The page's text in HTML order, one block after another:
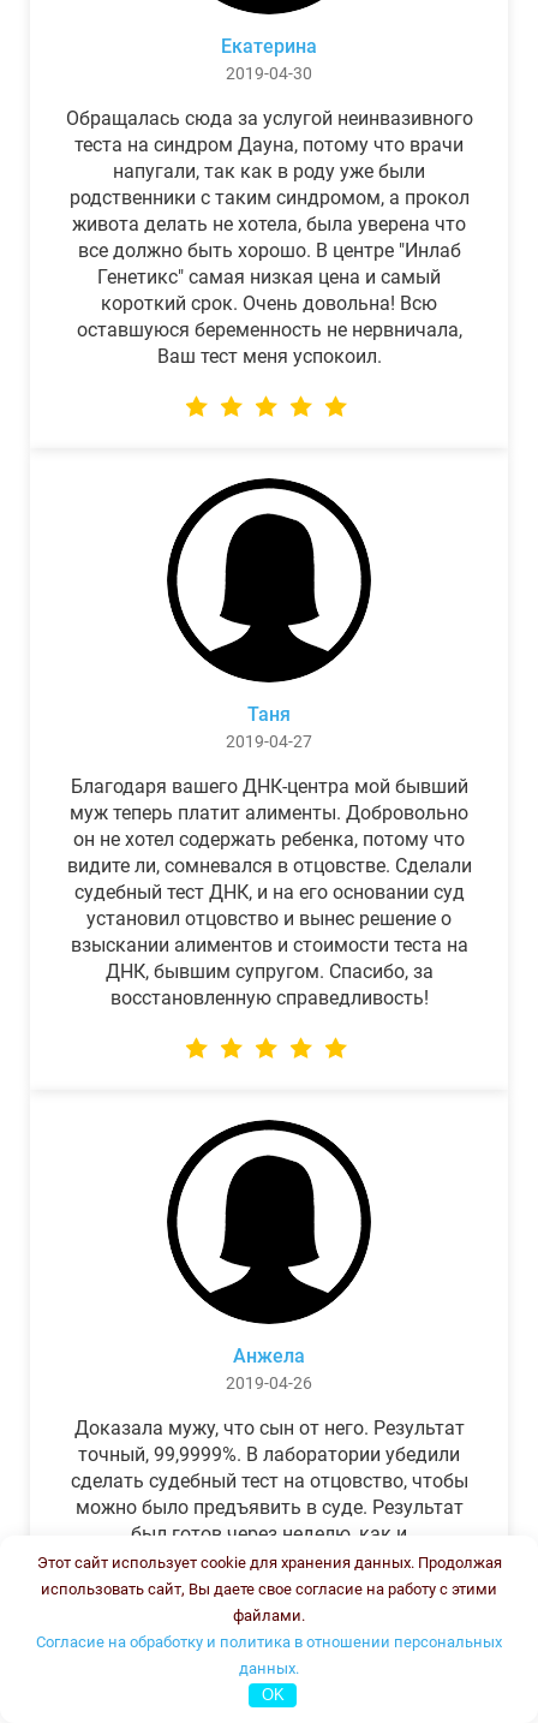
Екатерина
2019-04-30
Обращалась сюда за услугой неинвазивного
теста на синдром Дауна, потому что врачи
напугали, так как в роду уже были
родственники с таким синдромом, а прокол
живота делать не хотела, была уверена что
все должно быть хорошо. В центре "Инлаб
Генетикс" самая низкая цена и самый
короткий срок. Очень довольна! Всю
оставшуюся беременность не нервничала,
Ваш тест меня успокоил.
Таня
2019-04-27
Благодаря вашего ДНК-центра мой бывший
муж теперь платит алименты. Добровольно
он не хотел содержать ребенка, потому что
видите ли, сомневался в отцовстве. Сделали
судебный тест ДНК, и на его основании суд
установил отцовство и вынес решение о
взыскании алиментов и стоимости теста на
ДНК, бывшим супругом. Спасибо, за
восстановленную справедливость!
Анжела
2019-04-26
Доказала мужу, что сын от него. Результат
точный, 99,9999%. В лаборатории убедили
сделать судебный тест на отцовство, чтобы
можно было предъявить в суде. Результат
был готов через неделю, как и
обещали.Теперь муж бегает и извиняется.
Этот сайт использует cookie для хранения данных. Продолжая
использовать сайт, Вы даете свое согласие на работу с этими
файлами.
Согласие на обработку и политика в отношении персональных
данных.
OK